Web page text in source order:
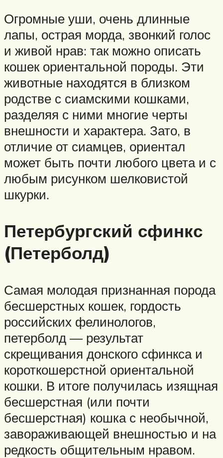
Огромные уши, очень длинные
лапы, острая морда, звонкий голос
и живой нрав: так можно описать
кошек ориентальной породы. Эти
животные находятся в близком
родстве с сиамскими кошками,
разделяя с ними многие черты
внешности и характера. Зато, в
отличие от сиамцев, ориентал
может быть почти любого цвета и с
любым рисунком шелковистой
шкурки.
Петербургский сфинкс
(Петерболд)
Самая молодая признанная порода
бесшерстных кошек, гордость
российских фелинологов,
петерболд — результат
скрещивания донского сфинкса и
короткошерстной ориентальной
кошки. В итоге получилась изящная
бесшерстная (или почти
бесшерстная) кошка с необычной,
завораживающей внешностью и на
редкость общительным нравом.